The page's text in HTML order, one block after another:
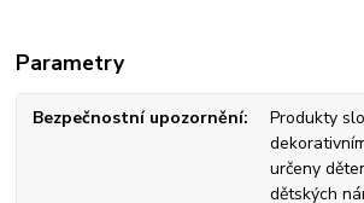
Parametry
Bezpečnostní upozornění
Produkty
určeny
dětských